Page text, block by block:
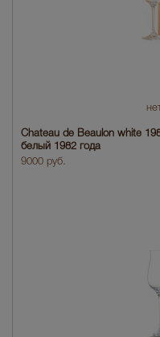
Chateau de Beaulon white
белый 1982 года
9000 руб.